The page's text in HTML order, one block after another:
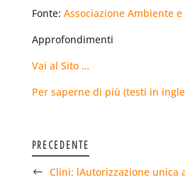
Fonte: Associazione Ambiente e
Approfondimenti
Vai al Sito …
Per saperne di più (testi in
PRECEDENTE
Clini: lAutorizzazione unica